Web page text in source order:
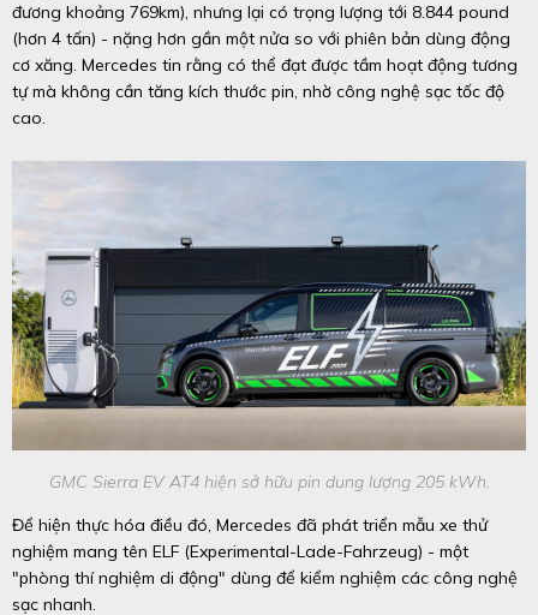
đương khoảng 769km), nhưng lại có trọng lượng tới 8.844 pound
(hơn 4 tấn) - nặng hơn gần một nửa so với phiên bản dùng động
cơ xăng. Mercedes tin rằng có thể đạt được tầm hoạt động tương
tự mà không cần tăng kích thước pin, nhờ công nghệ sạc tốc độ
cao.
GMC Sierra EV AT4 hiện sở hữu pin dung lượng 205 kWh.
Để hiện thực hóa điều đó, Mercedes đã phát triển mẫu xe thử
nghiệm mang tên ELF (Experimental-Lade-Fahrzeug) - một
"phòng thí nghiệm di động" dùng để kiểm nghiệm các công nghệ
sạc nhanh.